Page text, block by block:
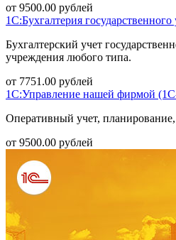
от 9500.00 рублей
1С:Бухгалтерия
Бухгалтерский учет
учреждения любого типа.
от 7751.00 рублей
1С:Управление нашей фирмой
Оперативный учет,
от 9500.00 рублей